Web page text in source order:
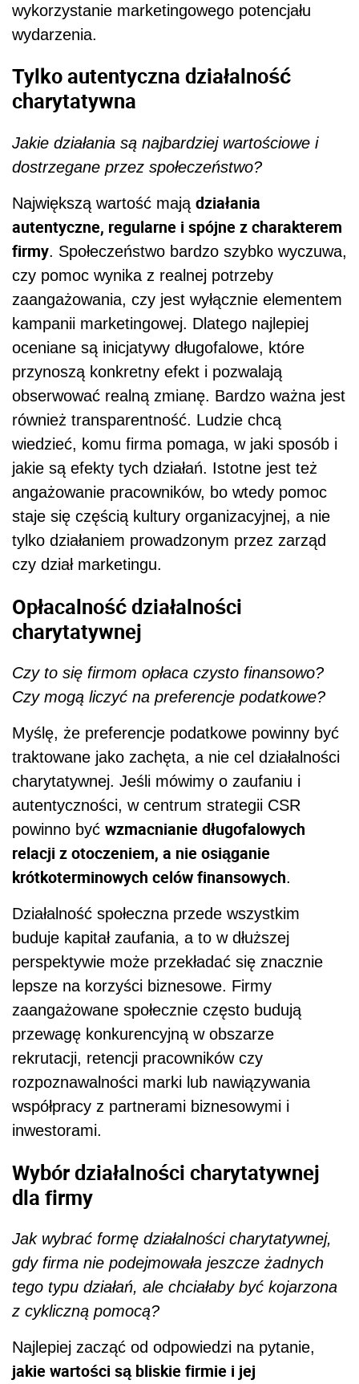
wykorzystanie marketingowego potencjału
wydarzenia.
Tylko autentyczna działalność
charytatywna
Jakie działania są najbardziej wartościowe i
dostrzegane przez społeczeństwo?
Największą wartość mają działania
autentyczne, regularne i spójne z charakterem
firmy. Społeczeństwo bardzo szybko wyczuwa,
czy pomoc wynika z realnej potrzeby
zaangażowania, czy jest wyłącznie elementem
kampanii marketingowej. Dlatego najlepiej
oceniane są inicjatywy długofalowe, które
przynoszą konkretny efekt i pozwalają
obserwować realną zmianę. Bardzo ważna jest
również transparentność. Ludzie chcą
wiedzieć, komu firma pomaga, w jaki sposób i
jakie są efekty tych działań. Istotne jest też
angażowanie pracowników, bo wtedy pomoc
staje się częścią kultury organizacyjnej, a nie
tylko działaniem prowadzonym przez zarząd
czy dział marketingu.
Opłacalność działalności
charytatywnej
Czy to się firmom opłaca czysto finansowo?
Czy mogą liczyć na preferencje podatkowe?
Myślę, że preferencje podatkowe powinny być
traktowane jako zachęta, a nie cel działalności
charytatywnej. Jeśli mówimy o zaufaniu i
autentyczności, w centrum strategii CSR
powinno być wzmacnianie długofalowych
relacji z otoczeniem, a nie osiąganie
krótkoterminowych celów finansowych.
Działalność społeczna przede wszystkim
buduje kapitał zaufania, a to w dłuższej
perspektywie może przekładać się znacznie
lepsze na korzyści biznesowe. Firmy
zaangażowane społecznie często budują
przewagę konkurencyjną w obszarze
rekrutacji, retencji pracowników czy
rozpoznawalności marki lub nawiązywania
współpracy z partnerami biznesowymi i
inwestorami.
Wybór działalności charytatywnej
dla firmy
Jak wybrać formę działalności charytatywnej,
gdy firma nie podejmowała jeszcze żadnych
tego typu działań, ale chciałaby być kojarzona
z cykliczną pomocą?
Najlepiej zacząć od odpowiedzi na pytanie,
jakie wartości są bliskie firmie i jej